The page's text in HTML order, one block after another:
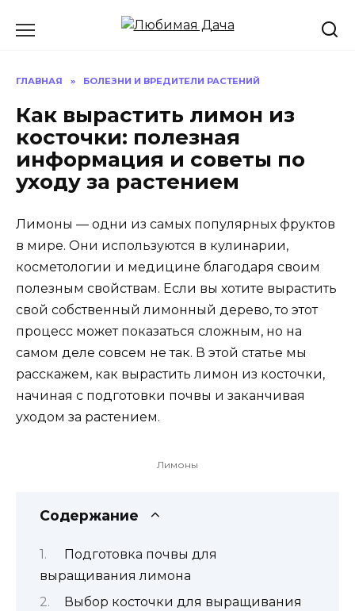
ГЛАВНАЯ » БОЛЕЗНИ И ВРЕДИТЕЛИ РАСТЕНИЙ
Как вырастить лимон из
косточки: полезная
информация и советы по
уходу за растением
Лимоны — одни из самых популярных фруктов
в мире. Они используются в кулинарии,
косметологии и медицине благодаря своим
полезным свойствам. Если вы хотите вырастить
свой собственный лимонный дерево, то этот
процесс может показаться сложным, но на
самом деле совсем не так. В этой статье мы
расскажем, как вырастить лимон из косточки,
начиная с подготовки почвы и заканчивая
уходом за растением.
Лимоны
Содержание
Подготовка почвы для
выращивания лимона
Выбор косточки для выращивания